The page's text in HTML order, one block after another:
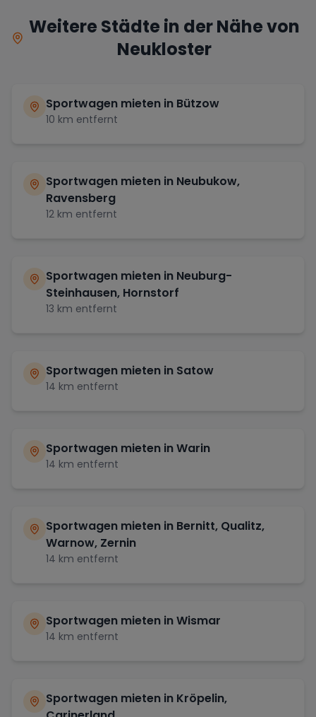
Weitere Städte in der Nähe von
Neukloster
Sportwagen mieten in Bützow
10 km entfernt
Sportwagen mieten in Neubukow,
Ravensberg
12 km entfernt
Sportwagen mieten in Neuburg-
Steinhausen, Hornstorf
13 km entfernt
Sportwagen mieten in Satow
14 km entfernt
Sportwagen mieten inWarin
14 km entfernt
Sportwagen mieten in Bernitt, Qualitz,
Warnow, Zernin
14 km entfernt
Sportwagen mieten inWismar
14 km entfernt
Sportwagen mieten in Kröpelin,